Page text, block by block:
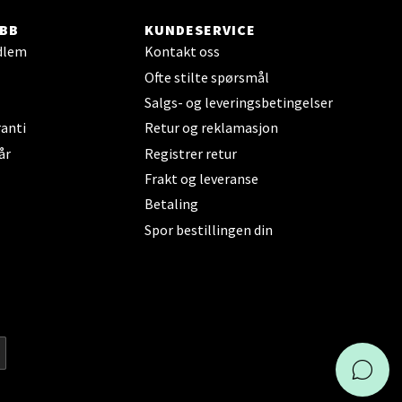
KUNDESERVICE
Kontakt oss
Ofte stilte spørsmål
Salgs- og leveringsbetingelser
Retur og reklamasjon
Registrer retur
Frakt og leveranse
Betaling
Spor bestillingen din